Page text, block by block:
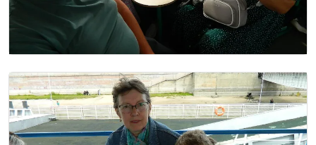
Image